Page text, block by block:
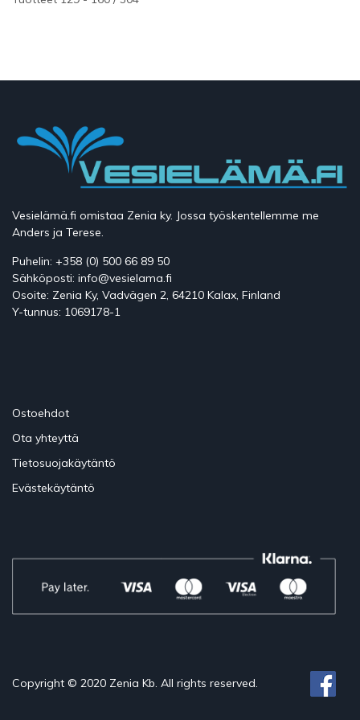
Vesielämä.fi omistaa Zenia ky. Jossa työskentellemme me
Anders ja Terese.
Puhelin: +358 (0) 500 66 89 50
Sähköposti: info@vesielama.fi
Osoite: Zenia Ky, Vadvägen 2, 64210 Kalax, Finland
Y-tunnus: 1069178-1
Ostoehdot
Ota yhteyttä
Tietosuojakäytäntö
Evästekäytäntö
Copyright © 2020 Zenia Kb. All rights reserved.